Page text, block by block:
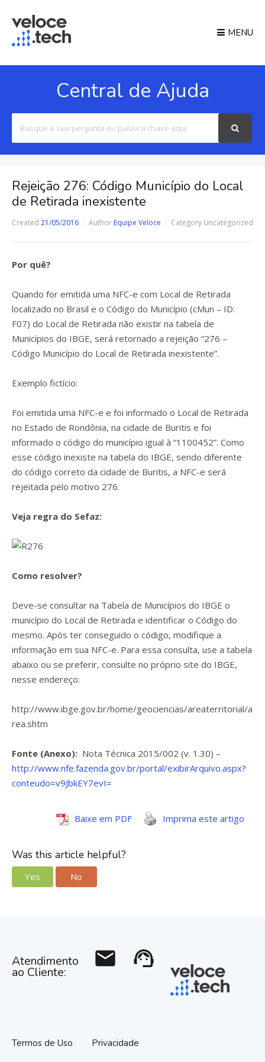
MENU
Central de Ajuda
For
Rejeição 276: Código Município do Local
de Retirada inexistente
Created 21/05/2016 Author Equipe Veloce Category Uncategorized
Por quê?
Quando for emitida uma NFC-e com Local de Retirada
localizado no Brasil e o Código do Município (cMun – ID:
F07) do Local de Retirada não existir na tabela de
Municípios do IBGE, será retornado a rejeição “276 –
Código Município do Local de Retirada inexistente”.
Exemplo fictício:
Foi emitida uma NFC-e e foi informado o Local de Retirada
no Estado de Rondônia, na cidade de Buritis e foi
informado o código do município igual à “1100452”. Como
esse código inexiste na tabela do IBGE, sendo diferente
do código correto da cidade de Buritis, a NFC-e será
rejeitada pelo motivo 276.
Veja regra do Sefaz:
Como resolver?
Deve-se consultar na Tabela de Municípios do IBGE o
município do Local de Retirada e identificar o Código do
mesmo. Após ter conseguido o código, modifique a
informação em sua NFC-e. Para essa consulta, use a tabela
abaixo ou se preferir, consulte no próprio site do IBGE,
nesse endereço:
http://www.ibge.gov.br/home/geociencias/areaterritorial/a
rea.shtm
Fonte (Anexo): Nota Técnica 2015/002 (v. 1.30) –
http://www.nfe.fazenda.gov.br/portal/exibirArquivo.aspx?
conteudo=v9JbkEY7evI=
Baixe em PDF Imprima este artigo
Was this article helpful?
Yes No
Atendimento
ao Cliente:
mail support_agent
Termos de Uso Privacidade